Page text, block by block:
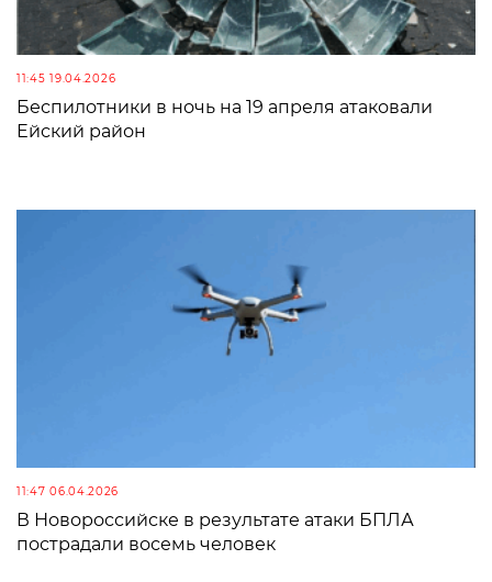
11:45 19.04.2026
Беспилотники в ночь на 19 апреля атаковали
Ейский район
11:47 06.04.2026
В Новороссийске в результате атаки БПЛА
пострадали восемь человек